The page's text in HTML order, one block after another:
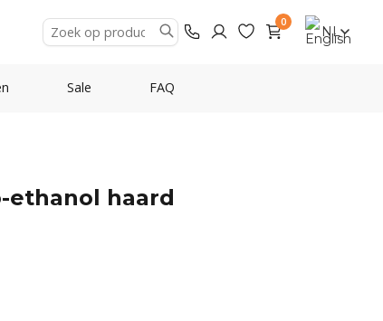
0
NL
Sale FAQ
ethanol haard